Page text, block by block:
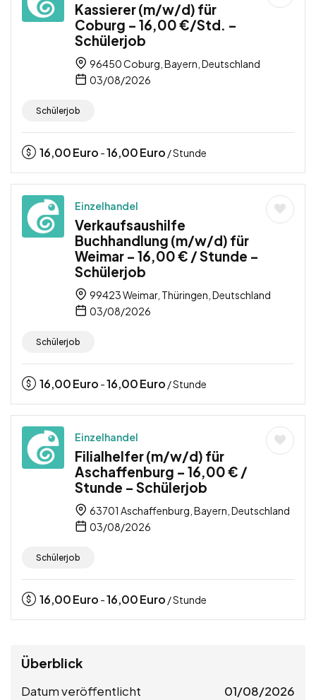
Kassierer (m/w/d) für
Coburg – 16,00 €/Std. –
Schülerjob
96450 Coburg, Bayern, Deutschland
03/08/2026
Schülerjob
16,00Euro -16,00Euro / Stunde
Einzelhandel
Verkaufsaushilfe
Buchhandlung (m/w/d) für
Weimar – 16,00 € / Stunde –
Schülerjob
99423 Weimar, Thüringen, Deutschland
03/08/2026
Schülerjob
16,00Euro -16,00Euro / Stunde
Einzelhandel
Filialhelfer (m/w/d) für
Aschaffenburg – 16,00 € /
Stunde – Schülerjob
63701 Aschaffenburg, Bayern, Deutschland
03/08/2026
Schülerjob
16,00Euro -16,00Euro / Stunde
Überblick
Datum veröffentlicht 01/08/2026